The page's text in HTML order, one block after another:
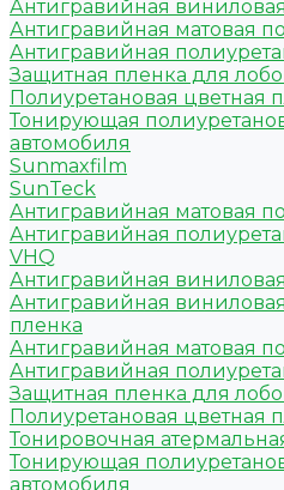
Антигравийная
Антигравийная матовая
Антигравийная
Защитная пленка для
Полиуретановая цветная
Тонирующая
автомобиля
Sunmaxfilm
SunTeck
Антигравийная матовая
Антигравийная
VHQ
Антигравийная
Антигравийная
пленка
Антигравийная матовая
Антигравийная
Защитная пленка для
Полиуретановая цветная
Тонировочная
Тонирующая
автомобиля